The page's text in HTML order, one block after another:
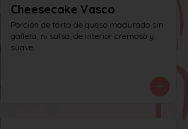
Cheesecake Vasco
Porción de tarta de queso madurado sin
galleta, ni salsa, de interior cremoso y
suave.